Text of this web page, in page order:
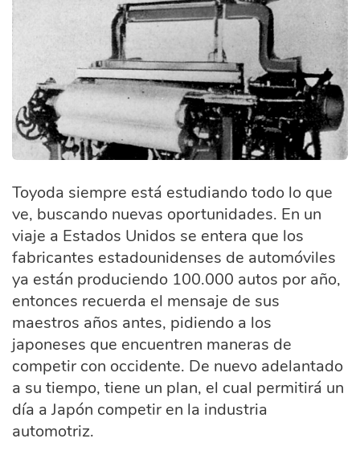
Toyoda siempre está estudiando todo lo que
ve, buscando nuevas oportunidades. En un
viaje a Estados Unidos se entera que los
fabricantes estadounidenses de automóviles
ya están produciendo 100.000 autos por año,
entonces recuerda el mensaje de sus
maestros años antes, pidiendo a los
japoneses que encuentren maneras de
competir con occidente. De nuevo adelantado
a su tiempo, tiene un plan, el cual permitirá un
día a Japón competir en la industria
automotriz.